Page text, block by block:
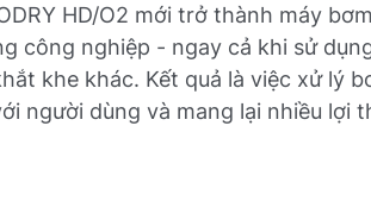
HD/O2 mới trở thành máy
công nghiệp - ngay cả khi sử
khe khác. Kết quả là việc xử lý
người dùng và mang lại nhiều lợi